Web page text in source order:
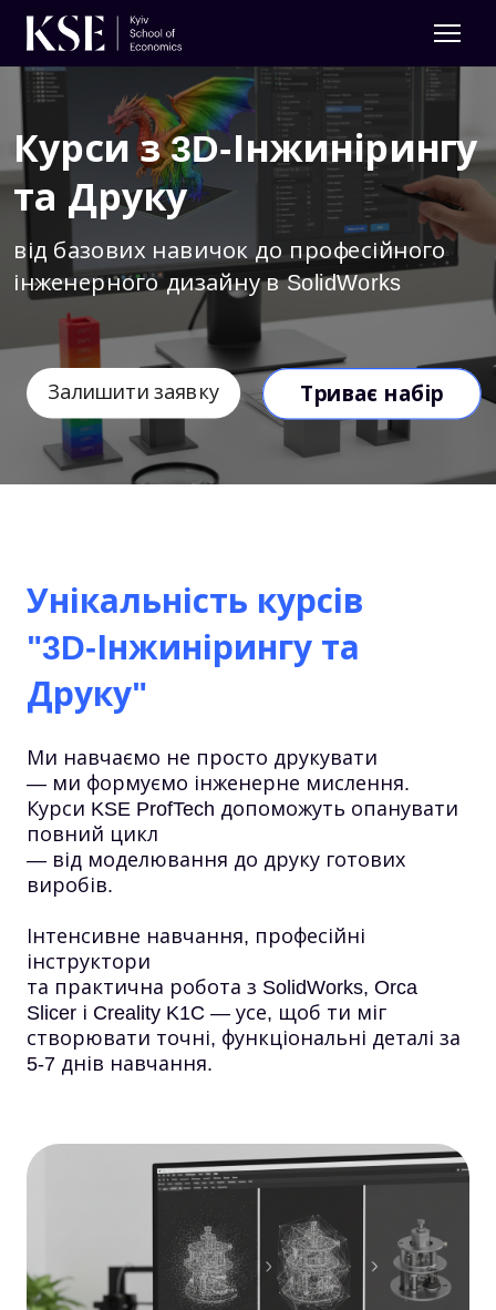
Триває набір
Залишити заявку
Курси з 3D-Інжинірингу
та Друку
від базових навичок до професійного
інженерного дизайну в SolidWorks
Унікальність курсів
"3D-Інжинірингу та
Друку"
Ми навчаємо не просто друкувати
— ми формуємо інженерне мислення.
Курси KSE ProfTech допоможуть опанувати
повний цикл
— від моделювання до друку готових
виробів.
Інтенсивне навчання, професійні
інструктори
та практична робота з SolidWorks, Orca
Slicer і Creality K1C — усе, щоб ти міг
створювати точні, функціональні деталі за
5-7 днів навчання.